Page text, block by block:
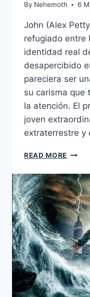
By Nehemoth 6
John (Alex
refugiado entre
identidad real
desapercibido
pareciera ser
su carisma que
la atención. El
joven
extraterrestre y
READ MORE
FOUR